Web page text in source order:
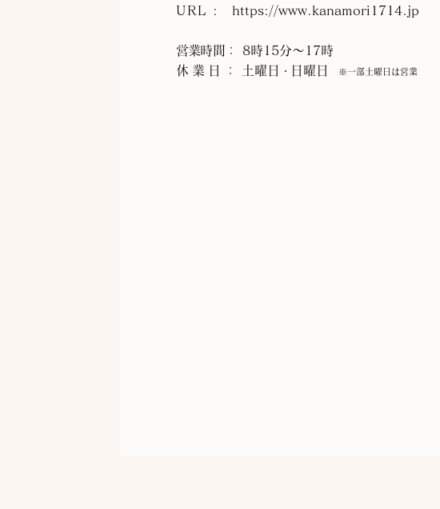
URL :https://www.kanamori1714.jp
営業時間： 8時15分～17時
休業日
： 土曜日 ・ 日曜日 ※一部土曜日は営業